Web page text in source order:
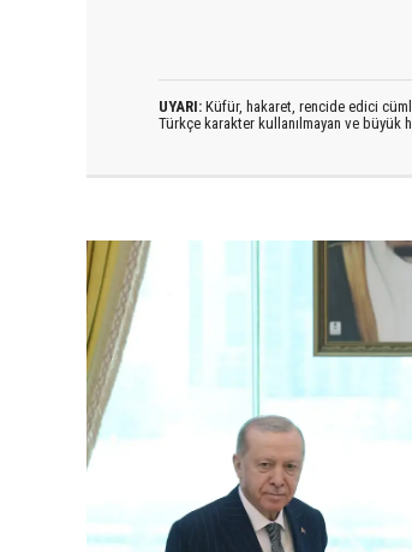
UYARI: Küfür, hakaret, rencide edici
Türkçe karakter kullanılmayan ve büyük